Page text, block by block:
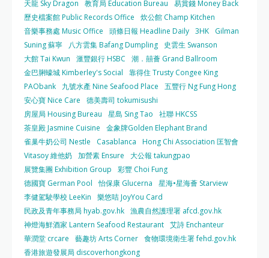
天龍 Sky Dragon
教育局 Education Bureau
易賞錢 Money Back
歷史檔案館 Public Records Office
炊公館 Champ Kitchen
音樂事務處 Music Office
頭條日報 Headline Daily 3HK
Gilman
Suning 蘇寧
八方雲集 Bafang Dumpling
史雲生 Swanson
大館 Tai Kwun
滙豐銀行 HSBC
潮．囍薈 Grand Ballroom
金巴脷蠔城 Kimberley's Social
靠得住 Trusty Congee King
PAObank
九號水產 Nine Seafood Place
五豐行 Ng Fung Hong
安心寶 Nice Care
德美壽司 tokumisushi
房屋局 Housing Bureau
星島 Sing Tao
社聯 HKCSS
茶皇殿 Jasmine Cuisine
金象牌Golden Elephant Brand
雀巢牛奶公司 Nestle
Casablanca
Hong Chi Association 匡智會
Vitasoy 維他奶
加營素 Ensure
大公報 takungpao
展覽集團 Exhibition Group
彩豐 Choi Fung
德國寶 German Pool
怡保康 Glucerna
星海•星海薈 Starview
李健駕駛學校 LeeKin
樂悠咭 JoyYou Card
民政及青年事務局 hyab.gov.hk 漁農自然護理署 afcd.gov.hk
神燈海鮮酒家 Lantern Seafood Restaurant 艾詩 Enchanteur
華潤堂 crcare
藝趣坊 Arts Corner 食物環境衛生署 fehd.gov.hk
香港旅遊發展局 discoverhongkong